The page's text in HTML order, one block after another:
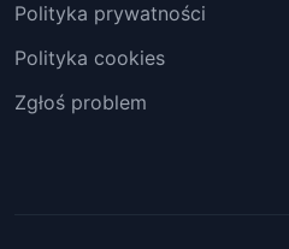
Polityka prywatności
Polityka cookies
Zgłoś problem